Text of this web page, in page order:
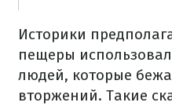
Историки
пещеры
людей, которые
вторжений. Такие